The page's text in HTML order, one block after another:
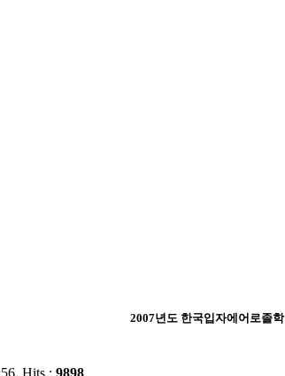
2007년도 한국입자에어로졸
Hits : 9898